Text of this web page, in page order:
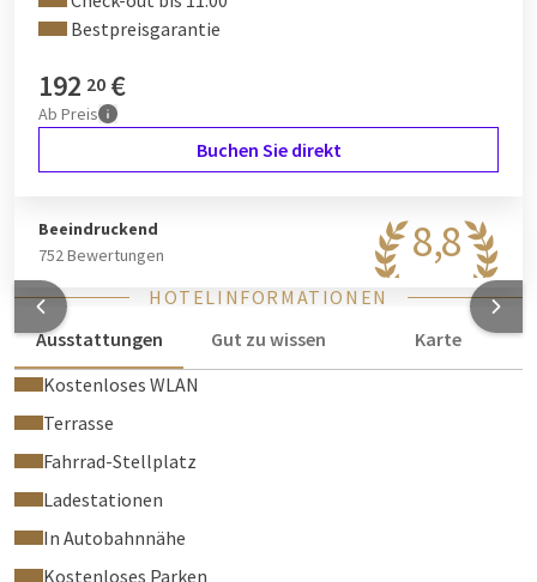
Bestpreisgarantie
192 20 €
Ab Preis
Buchen Sie direkt
8,8
Beeindruckend
752 Bewertungen
HOTELINFORMATIONEN
Ausstattungen
Gut zu wissen
Karte
Kostenloses WLAN
Terrasse
Fahrrad-Stellplatz
Ladestationen
In Autobahnnähe
Kostenloses Parken